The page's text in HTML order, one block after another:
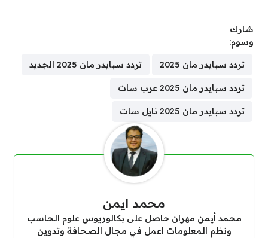
شارك
وسوم:
تردد سبايدر مان 2025 تردد سبايدر مان 2025 الجديد
تردد سبايدر مان 2025 عرب سات
تردد سبايدر مان 2025 نايل سات
محمد ايمن
محمد أيمن مهران حاصل على بكالوريوس علوم الحاسب
ونظم المعلومات اعمل في مجال الصحافة وتدوين